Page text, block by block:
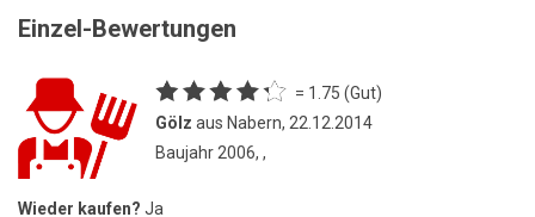
Einzel-Bewertungen
= 1.75 (Gut)
Gölz aus Nabern, 22.12.2014
Baujahr 2006, ,
Wieder kaufen? Ja